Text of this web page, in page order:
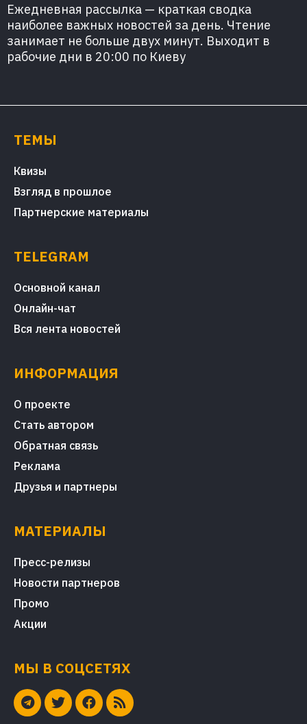
Ежедневная рассылка — краткая сводка
наиболее важных новостей за день. Чтение
занимает не больше двух минут. Выходит в
рабочие дни в 20:00 по Киеву
ТЕМЫ
Квизы
Взгляд в прошлое
Партнерские материалы
TELEGRAM
Основной канал
Онлайн-чат
Вся лента новостей
ИНФОРМАЦИЯ
О проекте
Стать автором
Обратная связь
Реклама
Друзья и партнеры
МАТЕРИАЛЫ
Пресс-релизы
Новости партнеров
Промо
Акции
МЫ В СОЦСЕТЯХ